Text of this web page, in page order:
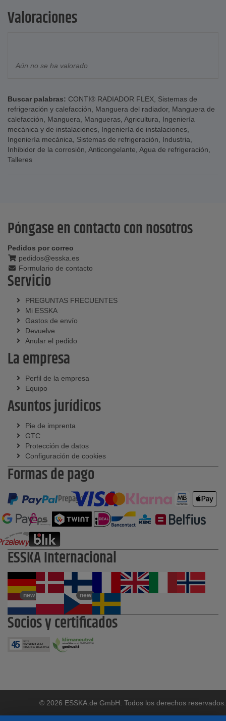
Valoraciones
Aún no se ha valorado
Buscar palabras: CONTI® RADIADOR FLEX, Sistemas de
refrigeración y calefacción, Manguera del radiador, Manguera de
calefacción, Manguera, Mangueras, Agricultura, Ingeniería
mecánica y de instalaciones, Ingeniería de instalaciones,
Ingeniería mecánica, Sistemas de refrigeración, Industria,
Inhibidor de la corrosión, Anticongelante, Agua de refrigeración,
Talleres
Póngase en contacto con nosotros
Pedidos por correo
pedidos@esska.es
Formulario de contacto
Servicio
PREGUNTAS FRECUENTES
Mi ESSKA
Gastos de envío
Devuelve
Anular el pedido
La empresa
Perfil de la empresa
Equipo
Asuntos jurídicos
Pie de imprenta
GTC
Protección de datos
Configuración de cookies
Formas de pago
Prepago
ESSKA Internacional
new new
Socios y certificados
© 2026 ESSKA.de GmbH. Todos los derechos reservados.